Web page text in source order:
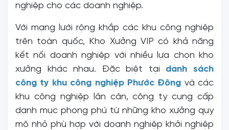
nghiệp cho các doanh nghiệp.
Với mạng lưới rộng khắp các khu công nghiệp
trên toàn quốc, Kho Xưởng VIP có khả năng
kết nối doanh nghiệp với nhiều lựa chọn kho
xưởng khác nhau. Đặc biệt tại danh sách
công ty khu công nghiệp Phước Đông và các
khu công nghiệp lân cận, công ty cung cấp
danh mục phong phú từ những kho xưởng quy
mô nhỏ phù hợp với doanh nghiệp khởi nghiệp